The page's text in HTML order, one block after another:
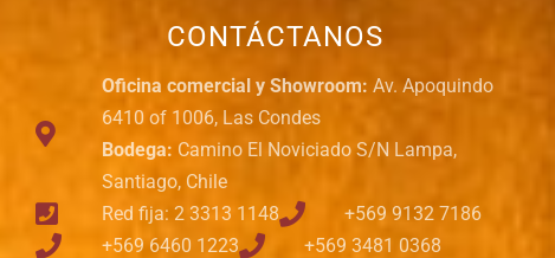
CONTÁCTANOS
Oficina comercial y Showroom: Av. Apoquindo
6410 of 1006, Las Condes
Bodega: Camino El Noviciado S/N Lampa,
Santiago, Chile
Red fija: 2 3313 1148
+569 9132 7186
+569 6460 1223
+569 3481 0368